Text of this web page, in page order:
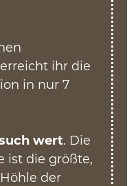
ihr die
in nur 7
wert. Die
ist die größte,
der